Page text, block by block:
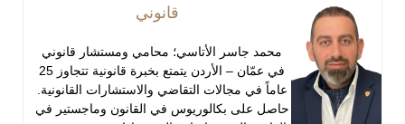
قانوني
محمد جاسر الأتاسي؛ محامي ومستشار قانوني
في عمّان – الأردن يتمتع بخبرة قانونية تتجاوز 25
عاماً في مجالات التقاضي والاستشارات القانونية.
حاصل على بكالوريوس في القانون وماجستير في